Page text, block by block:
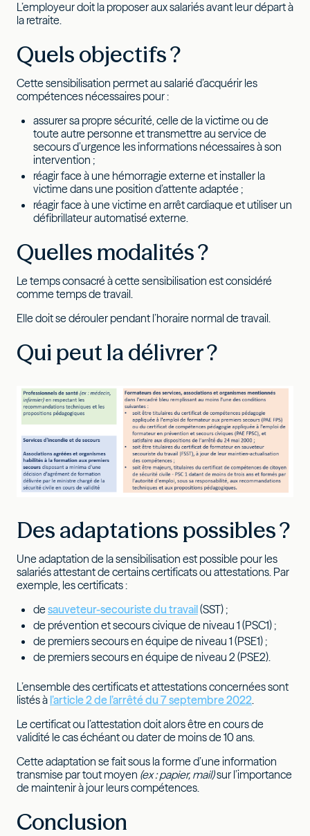
L’employeur doit la proposer aux salariés avant leur départ à
la retraite.
Quels objectifs ?
Cette sensibilisation permet au salarié d’acquérir les
compétences nécessaires pour :
assurer sa propre sécurité, celle de la victime ou de
toute autre personne et transmettre au service de
secours d’urgence les informations nécessaires à son
intervention ;
réagir face à une hémorragie externe et installer la
victime dans une position d’attente adaptée ;
réagir face à une victime en arrêt cardiaque et utiliser un
défibrillateur automatisé externe.
Quelles modalités ?
Le temps consacré à cette sensibilisation est considéré
comme temps de travail.
Elle doit se dérouler pendant l’horaire normal de travail.
Qui peut la délivrer ?
Des adaptations possibles ?
Une adaptation de la sensibilisation est possible pour les
salariés attestant de certains certificats ou attestations. Par
exemple, les certificats :
de sauveteur-secouriste du travail(SST) ;
de prévention et secours civique de niveau 1 (PSC1) ;
de premiers secours en équipe de niveau 1 (PSE1) ;
de premiers secours en équipe de niveau 2 (PSE2).
L’ensemble des certificats et attestations concernées sont
listés à l’article 2 de l’arrêté du 7 septembre 2022
Le certificat ou l’attestation doit alors être en cours de
validité le cas échéant ou dater de moins de 10 ans.
Cette adaptation se fait sous la forme d’une information
transmise par tout moyen (ex : papier, mail)sur l’importance
de maintenir à jour leurs compétences.
Conclusion